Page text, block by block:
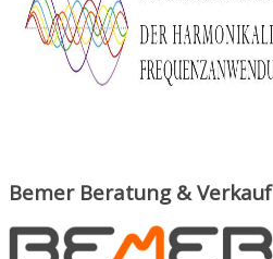
Bemer Beratung & Verkauf